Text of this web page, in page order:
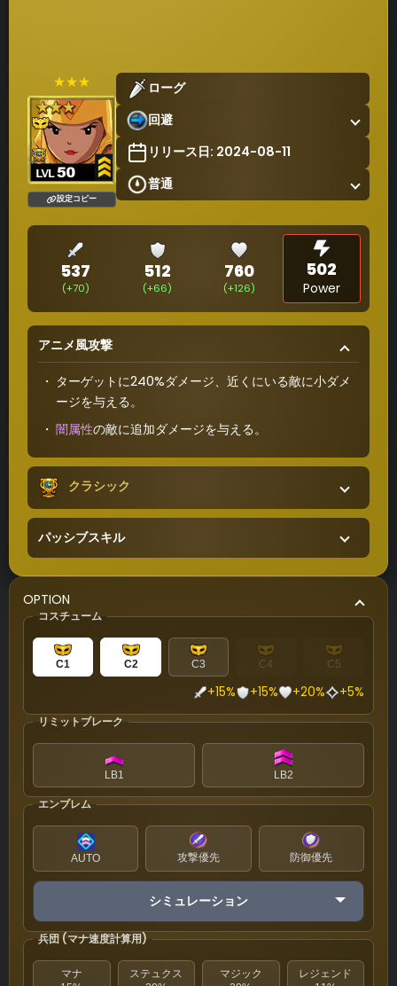
★★★
設定コピー
ローグ
回避
リリース日: 2024-08-11
普通
537
(+70)
512
(+66)
760
(+126)
502
Power
アニメ風攻撃
ターゲットに240%ダメージ、近くにいる敵に小ダメ
ージを与える。
闇属性の敵に追加ダメージを与える。
クラシック
パッシブスキル
OPTION
コスチューム
C1 C2 C3 C4 C5
+15% +15% +20% +5%
リミットブレーク
LB1 LB2
エンブレム
AUTO 攻撃優先 防御優先
シミュレーション
兵団 (マナ速度計算用)
マナ
ステュクス
マジック
レジェンド